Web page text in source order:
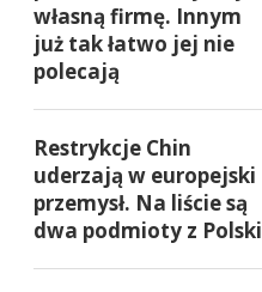
własną firmę. Innym
już tak łatwo jej nie
polecają
Restrykcje Chin
uderzają w europejski
przemysł. Na liście są
dwa podmioty z Polski